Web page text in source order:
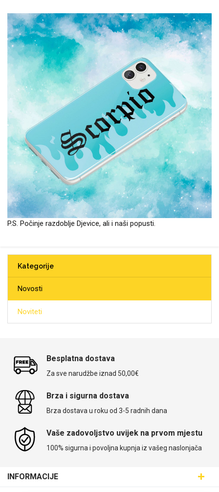
P.S. Počinje razdoblje Djevice, ali i naši popusti.
Kategorije
Novosti
Noviteti
Besplatna dostava
Za sve narudžbe iznad 50,00€
Brza i sigurna dostava
Brza dostava u roku od 3-5 radnih dana
Vaše zadovoljstvo uvijek na prvom mjestu
100% sigurna i povoljna kupnja iz vašeg naslonjača
INFORMACIJE
Zodiac Halloween
Doodles Apstraktni motivi
Monogrami Dječji motivi
Za njega
Svijet životinja
Mandale / Cvjetni
Citati & Stihovi